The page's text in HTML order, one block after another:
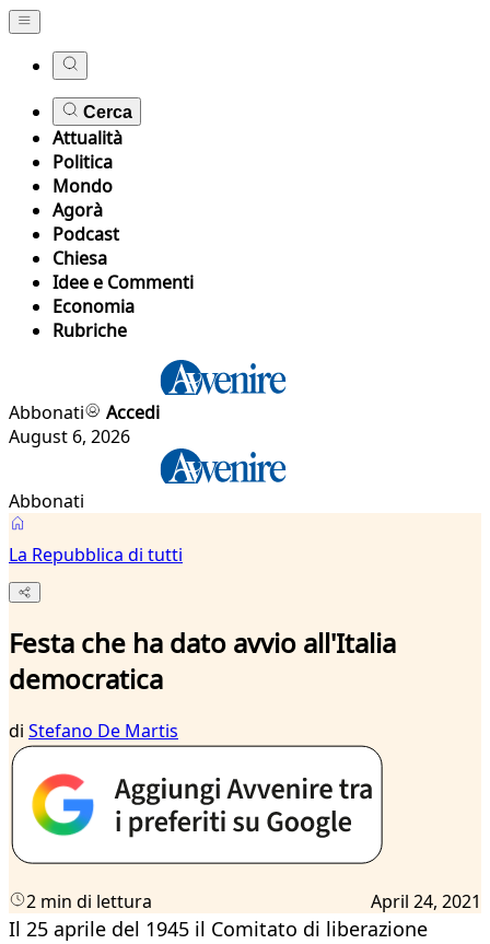
Cerca
Attualità
Politica
Mondo
Agorà
Podcast
Chiesa
Idee e Commenti
Economia
Rubriche
Abbonati
Accedi
August 6, 2026
Abbonati
La Repubblica di tutti
Festa che ha dato avvio all'Italia
democratica
di Stefano De Martis
2 min di lettura April 24, 2021
Il 25 aprile del 1945 il Comitato di liberazione